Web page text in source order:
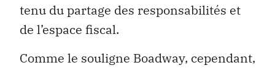
tenu du partage des responsabilités et
de l’espace fiscal.
Comme le souligne Boadway, cependant,